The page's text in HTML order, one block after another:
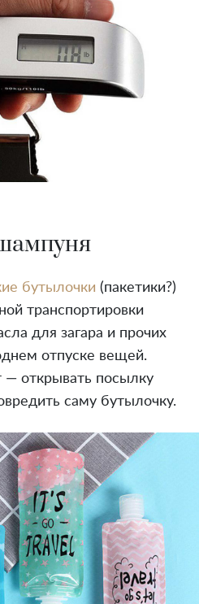
бутылочки (пакетики?)
транспортировки
для загара и прочих
отпуске вещей.
открывать посылку
саму бутылочку.